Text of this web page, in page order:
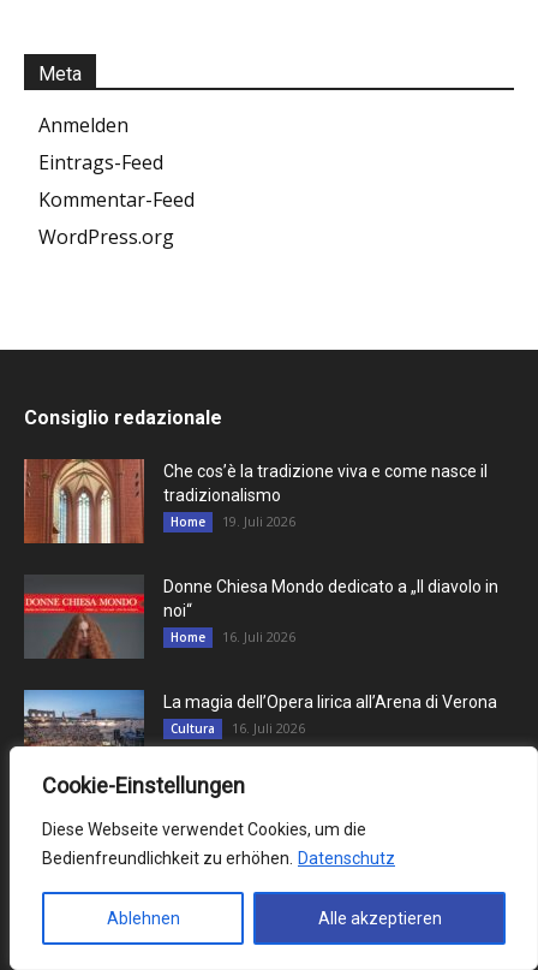
Cookie-Einstellungen
Diese Webseite verwendet Cookies, um die
Bedienfreundlichkeit zu erhöhen.
Datenschutz
Ablehnen Alle akzeptieren
Meta
Anmelden
Eintrags-Feed
Kommentar-Feed
WordPress.org
Consiglio redazionale
Che cos’è la tradizione viva e come nasce il
tradizionalismo
Home 19. Juli 2026
Donne Chiesa Mondo dedicato a „Il diavolo in
noi“
Home 16. Juli 2026
La magia dell’Opera lirica all’Arena di Verona
Cultura 16. Juli 2026
Contributi più letti
PRENOT@MI – Il nuovo portale per le
prenotazioni al Consolato
Italiani all'estero 21. Juli 2022